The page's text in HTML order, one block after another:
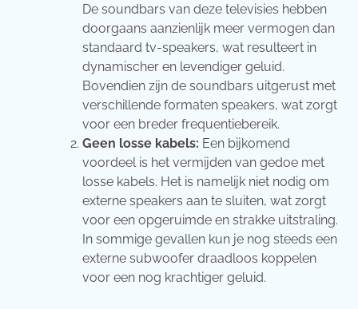
De soundbars van deze televisies hebben
doorgaans aanzienlijk meer vermogen dan
standaard tv-speakers, wat resulteert in
dynamischer en levendiger geluid.
Bovendien zijn de soundbars uitgerust met
verschillende formaten speakers, wat zorgt
voor een breder frequentiebereik.
Geen losse kabels: Een bijkomend
voordeel is het vermijden van gedoe met
losse kabels. Het is namelijk niet nodig om
externe speakers aan te sluiten, wat zorgt
voor een opgeruimde en strakke uitstraling.
In sommige gevallen kun je nog steeds een
externe subwoofer draadloos koppelen
voor een nog krachtiger geluid.